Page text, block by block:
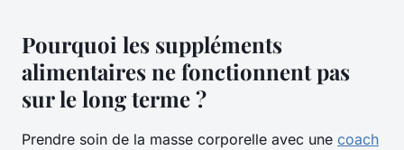
Pourquoi les suppléments
alimentaires ne fonctionnent pas
sur le long terme ?
Prendre soin de la masse corporelle avec une coach